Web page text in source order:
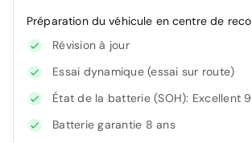
Préparation du véhicule en centre de
Révision à jour
Essai dynamique (essai sur route)
État de la batterie (SOH): Excellent
Batterie garantie 8 ans